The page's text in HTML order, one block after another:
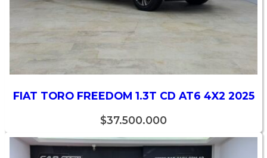
FIAT TORO FREEDOM 1.3T CD AT6 4X2 2025
$37.500.000